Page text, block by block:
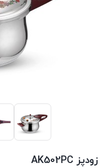
زودپز AK502PC